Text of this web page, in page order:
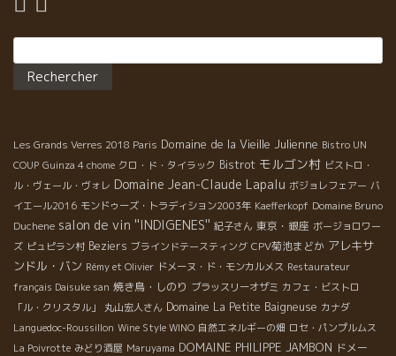
んで来ました。』と売場に貼る写真になる。 トレサビリテの信頼
スーパーの生命線は、自分の売りたい本物商品を売り切るノウハ
ウの確立にある。 まだ、お客さんが知らない商品で、トビッキリ
して売れるようにしてくれた商品だけを売っていては生き残れな
い世界！ だから真剣である。 BMOのメンバー、山田さん（右）、
桐谷さん（左）、斎藤さん（左中央）はそんなワインを どんな風
にして売るか、の販売指導の為に日本中を飛び回っている。
Les Grands Verres 2018 Paris Domaine de la Vieille Julienne Bistro UN
COUP Guinza 4 chome クロ・ド・タイラック Bistrot モルゴン村 ビストロ・
ル・ヴェール・ヴォレ Domaine Jean-Claude Lapalu ボジョレフェアー バ
イエール2016 モンドゥーズ・トラディション2003年 Kaefferkopf Domaine Bruno
Duchene salon de vin ''INDIGENES'' 紀子さん 東京・銀座 ボージョロワー
ズ ピュピラン村 Beziers ブラインドテースティング CPV菊池まどか アレキサ
ンドル・バン Rémy et Olivier ドメーヌ・ド・モンカルメス Restaurateur
français Daisuke san 焼き鳥・しのり ブラッスリーオザミ カフェ・ビストロ
「ル・クリスタル」
丸山宏人さん Domaine La Petite Baigneuse カナダ
Languedoc-Roussillon Wine Style WINO 自然エネルギーの畑 ロセ・パンプルムス
La Poivrotte みどり酒屋 Maruyama DOMAINE PHILIPPE JAMBON ドメー